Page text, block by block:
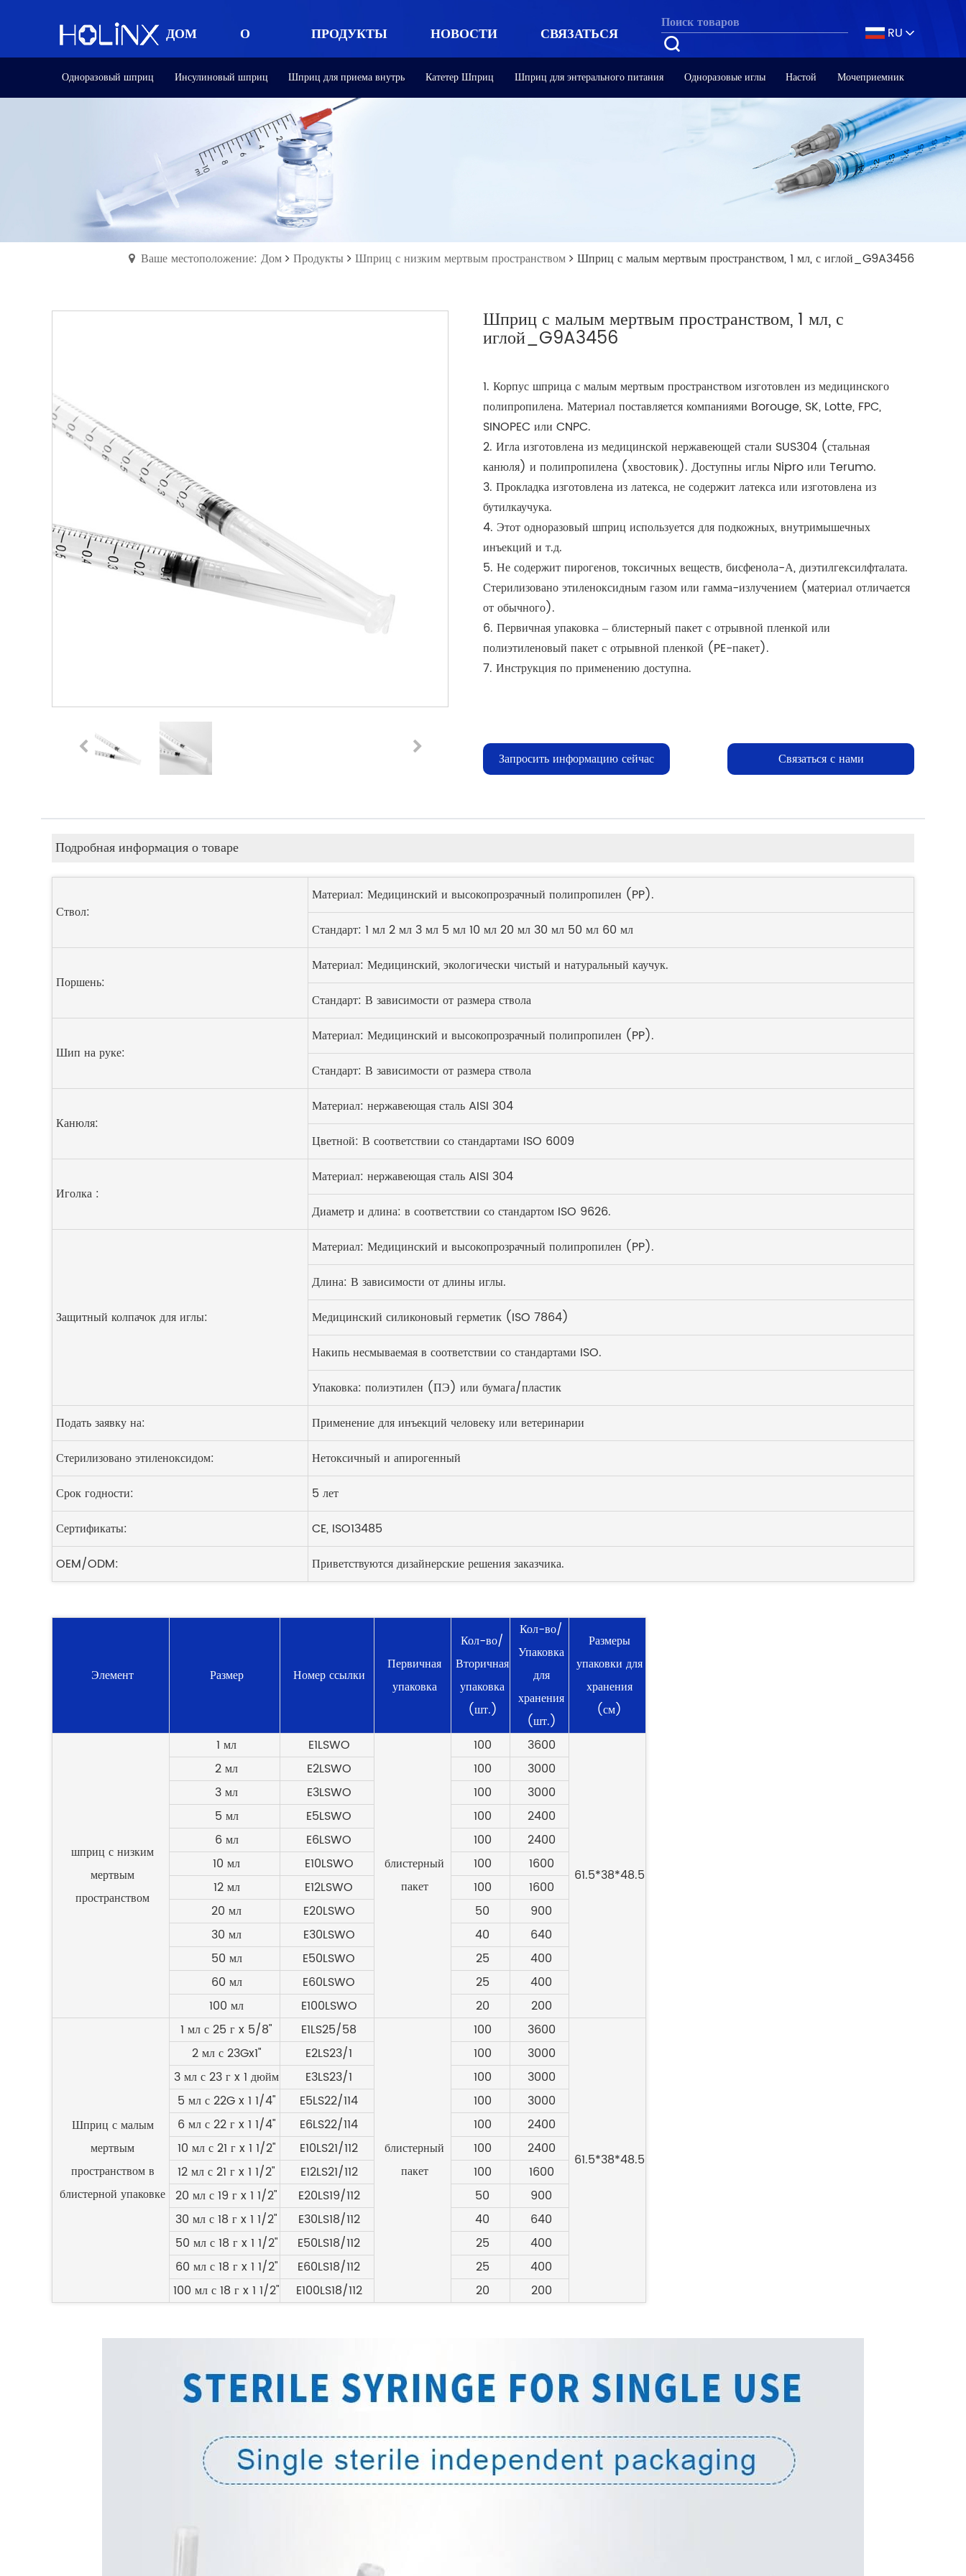
ДОМ О
НАС
ПРОДУКТЫ НОВОСТИ СВЯЗАТЬСЯ
С НАМИ
RU
Одноразовый шприц Инсулиновый шприц Шприц для приема внутрь Катетер Шприц Шприц для энтерального питания Одноразовые иглы Настой Мочеприемник
Ваше местоположение: Дом Продукты Шприц с низким мертвым пространством Шприц с малым мертвым пространством, 1 мл, с иглой_G9A3456
Шприц с малым мертвым пространством, 1 мл, с
иглой_G9A3456
1. Корпус шприца с малым мертвым пространством изготовлен из медицинского
полипропилена. Материал поставляется компаниями Borouge, SK, Lotte, FPC,
SINOPEC или CNPC.
2. Игла изготовлена ​​из медицинской нержавеющей стали SUS304 (стальная
канюля) и полипропилена (хвостовик). Доступны иглы Nipro или Terumo.
3. Прокладка изготовлена ​​из латекса, не содержит латекса или изготовлена ​​из
бутилкаучука.
4. Этот одноразовый шприц используется для подкожных, внутримышечных
инъекций и т.д.
5. Не содержит пирогенов, токсичных веществ, бисфенола-А, диэтилгексилфталата.
Стерилизовано этиленоксидным газом или гамма-излучением (материал отличается
от обычного).
6. Первичная упаковка – блистерный пакет с отрывной пленкой или
полиэтиленовый пакет с отрывной пленкой (PE-пакет).
7. Инструкция по применению доступна.
Запросить информацию сейчас Связаться с нами
Подробная информация о товаре
Ствол:
Материал: Медицинский и высокопрозрачный полипропилен (PP).
Стандарт: 1 мл 2 мл 3 мл 5 мл 10 мл 20 мл 30 мл 50 мл 60 мл
Поршень:
Материал: Медицинский, экологически чистый и натуральный каучук.
Стандарт: В зависимости от размера ствола
Шип на руке:
Материал: Медицинский и высокопрозрачный полипропилен (PP).
Стандарт: В зависимости от размера ствола
Канюля:
Материал: нержавеющая сталь AISI 304
Цветной: В соответствии со стандартами ISO 6009
Иголка :
Материал: нержавеющая сталь AISI 304
Диаметр и длина: в соответствии со стандартом ISO 9626.
Защитный колпачок для иглы:
Материал: Медицинский и высокопрозрачный полипропилен (PP).
Длина: В зависимости от длины иглы.
Медицинский силиконовый герметик (ISO 7864)
Накипь несмываемая в соответствии со стандартами ISO.
Упаковка: полиэтилен (ПЭ) или бумага/пластик
Подать заявку на:
Применение для инъекций человеку или ветеринарии
Стерилизовано этиленоксидом:
Нетоксичный и апирогенный
Срок годности:
5 лет
Сертификаты:
CE, ISO13485
OEM/ODM:
Приветствуются дизайнерские решения заказчика.
Элемент Размер Номер ссылки
Первичная
упаковка
Кол-во/
Вторичная
упаковка
(шт.)
Кол-во/
Упаковка
для
хранения
(шт.)
Размеры
упаковки для
хранения
(см)
шприц с низким
мертвым
пространством
1 мл E1LSWO
блистерный
пакет
100 3600
61.5*38*48.5
2 мл E2LSWO 100
3000
3 мл
E3LSWO 100
3000
5 мл
E5LSWO 100
2400
6 мл
E6LSWO 100
2400
10 мл
E10LSWO 100
1600
12 мл
E12LSWO 100
1600
20 мл
E20LSWO 50
900
30 мл
E30LSWO 40
640
50 мл
E50LSWO 25
400
60 мл
E60LSWO 25
400
100 мл
E100LSWO 20 200
Шприц с малым
мертвым
пространством в
блистерной упаковке
1 мл с 25 г x 5/8" E1LS25/58
блистерный
пакет
100 3600
61.5*38*48.5
2 мл с 23Gx1" E2LS23/1 100
3000
3 мл с 23 г x 1 дюйм
E3LS23/1 100
3000
5 мл с 22G x 1 1/4"
E5LS22/114 100
3000
6 мл с 22 г x 1 1/4"
E6LS22/114 100
2400
10 мл с 21 г x 1 1/2"
E10LS21/112 100
2400
12 мл с 21 г x 1 1/2"
E12LS21/112 100
1600
20 мл с 19 г x 1 1/2"
E20LS19/112 50
900
30 мл с 18 г x 1 1/2"
E30LS18/112 40
640
50 мл с 18 г x 1 1/2"
E50LS18/112 25
400
60 мл с 18 г x 1 1/2"
E60LS18/112 25
400
100 мл с 18 г x 1 1/2"
E100LS18/112 20 200